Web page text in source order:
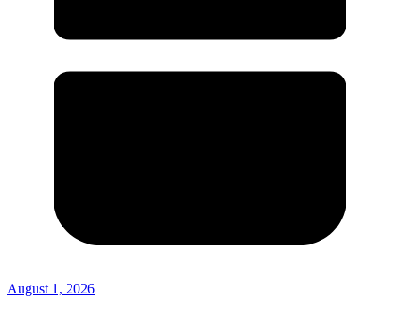
August 1, 2026